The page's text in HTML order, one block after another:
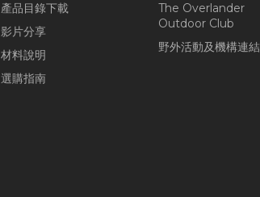
產品目錄下載
影片分享
材料說明
選購指南
The Overlander
Outdoor Club
野外活動及機構連結